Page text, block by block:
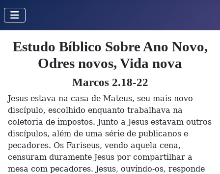
Estudo Bíblico Sobre Ano Novo,
Odres novos, Vida nova
Marcos 2.18-22
Jesus estava na casa de Mateus, seu mais novo
discípulo, escolhido enquanto trabalhava na
coletoria de impostos. Junto a Jesus estavam outros
discípulos, além de uma série de publicanos e
pecadores. Os Fariseus, vendo aquela cena,
censuram duramente Jesus por compartilhar a
mesa com pecadores. Jesus, ouvindo-os, responde